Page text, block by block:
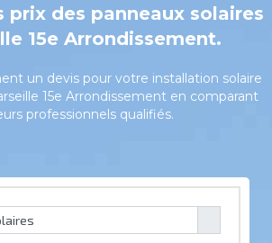
prix des panneaux solaires
15e Arrondissement.
un devis pour votre installation solaire
15e Arrondissement en comparant
professionnels qualifiés.